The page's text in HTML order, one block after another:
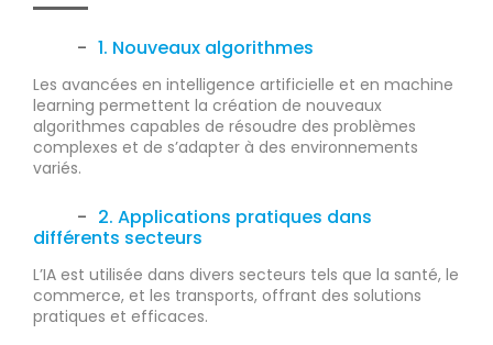
1. Nouveaux algorithmes
Les avancées en intelligence artificielle et en machine
learning permettent la création de nouveaux
algorithmes capables de résoudre des problèmes
complexes et de s’adapter à des environnements
variés.
2. Applications pratiques dans
différents secteurs
L’IA est utilisée dans divers secteurs tels que la santé, le
commerce, et les transports, offrant des solutions
pratiques et efficaces.